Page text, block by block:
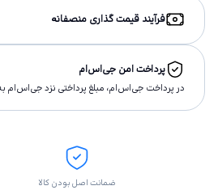
فرآیند قیمت گذاری منصفانه
پرداخت امن جی‌اس‌ام
در پرداخت جی‌اس‌ام، مبلغ پرداختى نزد جی‌اس‌ام
ضمانت اصل بودن کالا